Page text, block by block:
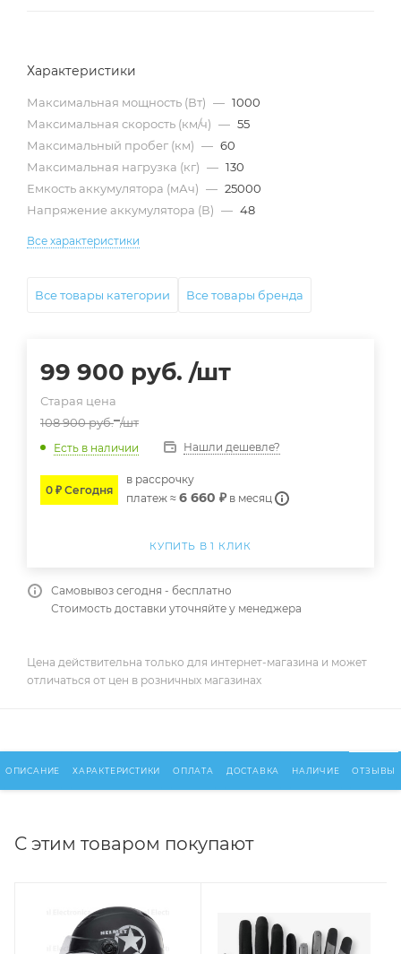
Характеристики
Максимальная мощность (Вт) — 1000
Максимальная скорость (км/ч) — 55
Максимальный пробег (км) — 60
Максимальная нагрузка (кг) — 130
Емкость аккумулятора (мАч) — 25000
Напряжение аккумулятора (В) — 48
Все характеристики
Все товары категории Все товары бренда
99 900 руб. /шт
Старая цена
108 900руб. /шт
Есть в наличии Нашли дешевле?
0 ₽ Сегодня
в расcрочку
платеж ≈ 6 660 ₽ в месяц
КУПИТЬ В 1 КЛИК
Самовывоз сегодня - бесплатно
Стоимость доставки уточняйте у менеджера
Цена действительна только для интернет-магазина и может
отличаться от цен в розничных магазинах
ОПИСАНИЕ ХАРАКТЕРИСТИКИ ОПЛАТА ДОСТАВКА НАЛИЧИЕ ОТЗЫВЫ
С этим товаром покупают